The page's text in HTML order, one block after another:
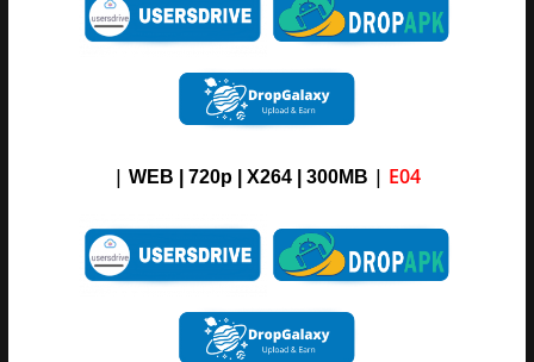
| WEB | 720p | X264 | 300M B | E04